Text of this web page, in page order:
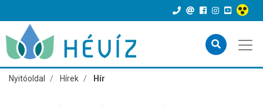
Nyitóoldal Hírek Hír